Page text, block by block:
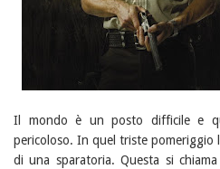
Il mondo è un posto difficile e
pericoloso. In quel triste pomeriggio
di una sparatoria. Questa si